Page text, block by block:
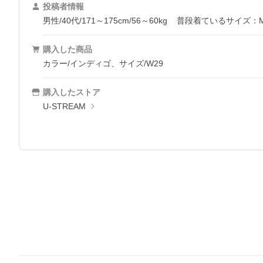
投稿者情報
男性/40代/171～175cm/56～60kg
普段着ているサイズ：
購入した商品
カラー/インディゴ、サイズ/W29
購入したストア
U-STREAM